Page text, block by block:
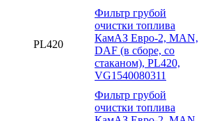
PL420
Фильтр грубой
очистки топлива
КамАЗ Евро-2, MAN,
DAF (в сборе, со
стаканом), PL420,
VG1540080311
Фильтр грубой
очистки топлива